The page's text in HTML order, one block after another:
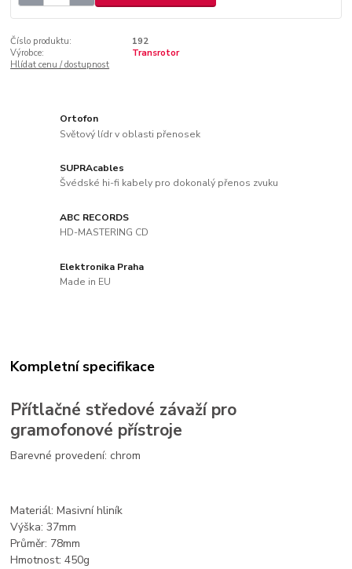
Číslo produktu:
192
Výrobce:
Transrotor
Hlídat cenu / dostupnost
Ortofon
Světový lídr v oblasti přenosek
SUPRAcables
Švédské hi-fi kabely pro dokonalý přenos zvuku
ABC RECORDS
HD-MASTERING CD
Elektronika Praha
Made in EU
Kompletní specifikace
Přítlačné středové závaží pro
gramofonové přístroje
Barevné provedení: chrom
Materiál: Masivní hliník
Výška: 37mm
Průměr: 78mm
Hmotnost: 450g